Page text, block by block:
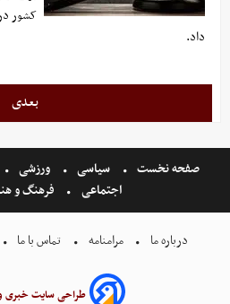
کشور
داد.
بعدی
صفحه نخست سیاسی ورزشی
اجتماعی
فرهنگ و
درباره ما مرامنامه تماس با ما
طراحی سایت خبری